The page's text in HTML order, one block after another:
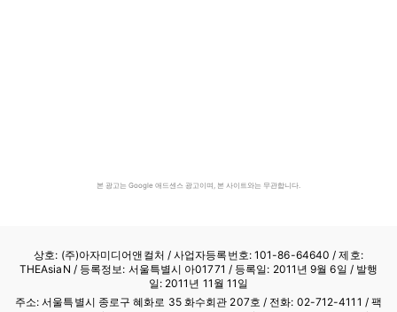
본 광고는 Google 애드센스 광고이며, 본 사이트와는 무관합니다.
상호: (주)아자미디어앤컬처 /사업자등록번호: 101-86-64640 / 제호:
THEAsiaN / 등록정보: 서울특별시 아01771 / 등록일: 2011년 9월 6일 / 발행
일: 2011년 11월 11일
주소: 서울특별시 종로구 혜화로 35 화수회관 207호 / 전화: 02-712-4111 / 팩